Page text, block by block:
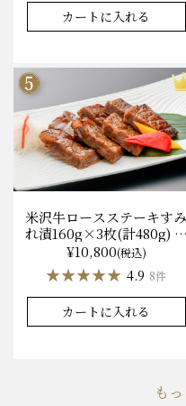
カートに入れる
米沢牛ロースステーキすみ
れ漬160g×3枚(計480g) 木
箱入 味噌酒粕漬け/冷蔵
送料無料
¥10,800(税込)
★★★★★
★★★★★ 4.9 8件
カートに入れる
も